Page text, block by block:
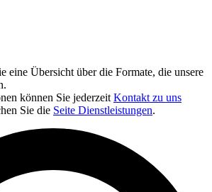
eine Übersicht über die Formate, die unsere
können Sie jederzeit Kontakt zu uns
Sie die Seite Dienstleistungen.